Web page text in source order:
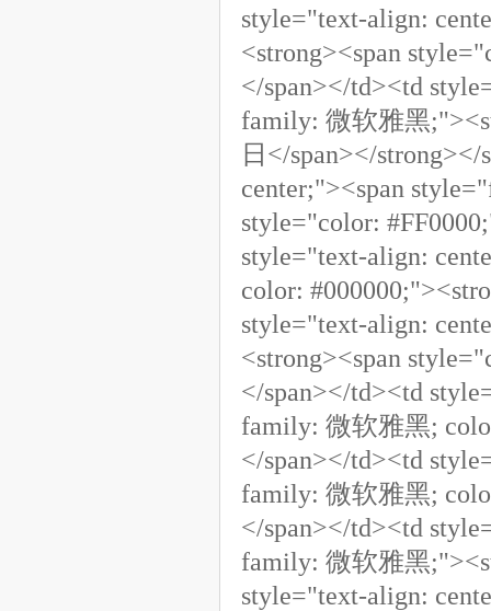
style="text-align:
<strong><span
</span></td><td
family: 微软雅黑
日</span></
center;"><span
style="color:
style="text-align:
color:
style="text-align:
<strong><span
</span></td><td
family: 微软雅黑;
</span></td><td
family: 微软雅黑;
</span></td><td
family: 微软雅黑
style="text-align: